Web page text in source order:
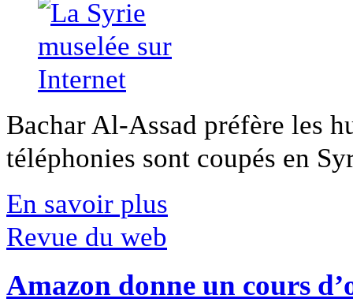
Bachar Al-Assad préfère les
téléphonies sont coupés en
En savoir plus
Revue du web
Amazon donne un cours